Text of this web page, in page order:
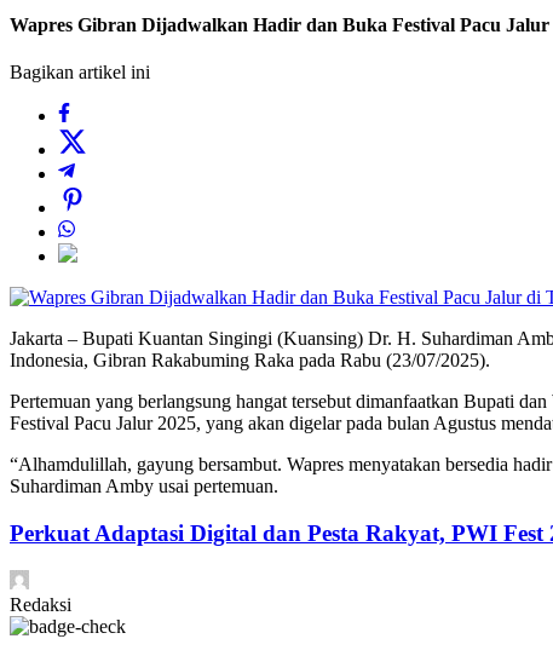
Wapres Gibran Dijadwalkan Hadir dan Buka Festival Pacu Jalur
Bagikan artikel ini
Jakarta – Bupati Kuantan Singingi (Kuansing) Dr. H. Suhardiman
Indonesia, Gibran Rakabuming Raka pada Rabu (23/07/2025).
Pertemuan yang berlangsung hangat tersebut dimanfaatkan Bupati
Festival Pacu Jalur 2025, yang akan digelar pada bulan Agustus
“Alhamdulillah, gayung bersambut. Wapres menyatakan bersedia
Suhardiman Amby usai pertemuan.
Perkuat Adaptasi Digital dan Pesta Rakyat, PWI
Redaksi